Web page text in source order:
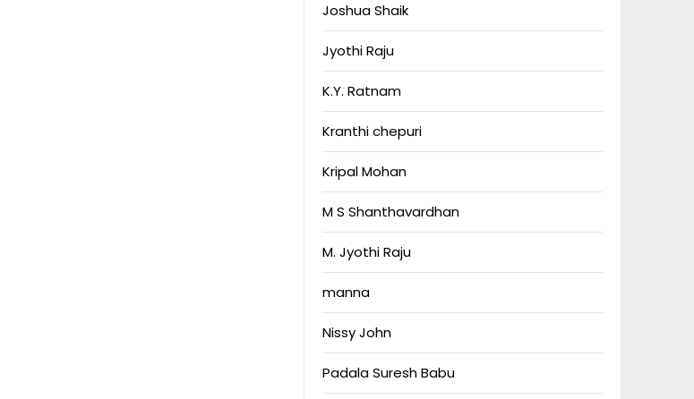
Joshua Shaik
Jyothi Raju
K.Y. Ratnam
Kranthi chepuri
Kripal Mohan
M S Shanthavardhan
M. Jyothi Raju
manna
Nissy John
Padala Suresh Babu